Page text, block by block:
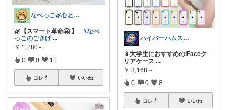
なべっこ🌿心と体を整える暮らし
🌿【スマート革命🤗 】 #なべ
っこのごきげ ...
￥ 1,280～
0 0 11
コレ いいね
ハイパーハムスター
📱大学生におすすめのiFaceク
リアケース ...
￥ 3,168～
0 0 8
コレ いいね